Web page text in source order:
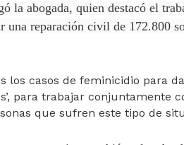
la abogada, quien destacó el
una reparación civil de 172.800
los casos de feminicidio para
para trabajar conjuntamente
que sufren este tipo de